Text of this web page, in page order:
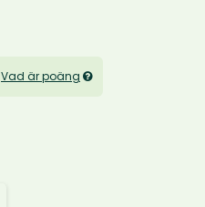
Vad är poäng